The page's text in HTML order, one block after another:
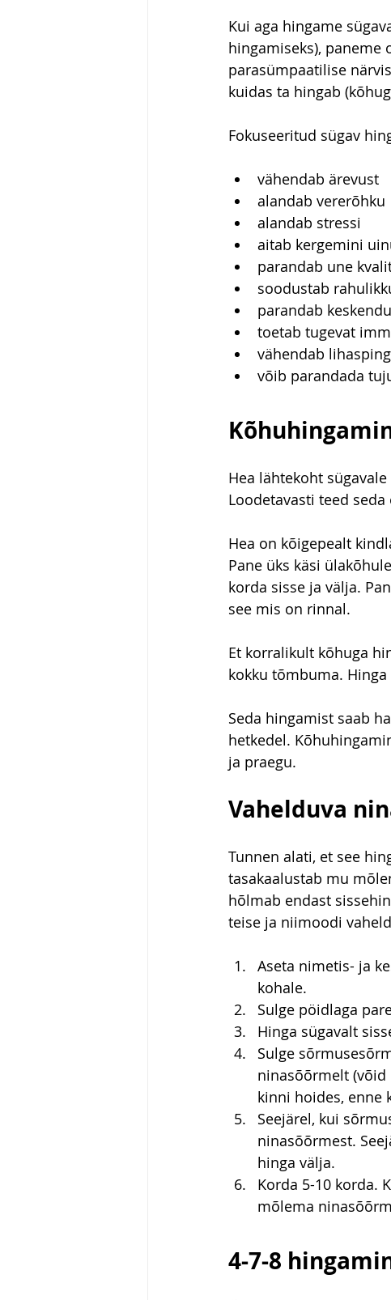
Kui aga hingame
hingamiseks), paneme
parasümpaatilise
kuidas ta hingab
Fokuseeritud sügav
vähendab ärevust
alandab vererõhku
alandab stressi
aitab kergemini
parandab une
soodustab
parandab
toetab tugevat
vähendab
võib parandada
Hea lähtekoht
Loodetavasti teed
Hea on kõigepealt
Pane üks käsi
korda sisse ja välja.
see mis on rinnal.
Et korralikult kõhuga
kokku tõmbuma.
Seda hingamist saab
hetkedel.
ja praegu.
Vahelduva
Tunnen alati, et see
tasakaalustab mu
hõlmab endast
teise ja niimoodi
Aseta nimetis- ja
kohale.
Sulge pöidlaga
Hinga sügavalt
Sulge
ninasõõrmelt
kinni hoides, enne
Seejärel, kui
ninasõõrmest.
hinga välja.
Korda 5-10 korda.
mõlema
4-7-8